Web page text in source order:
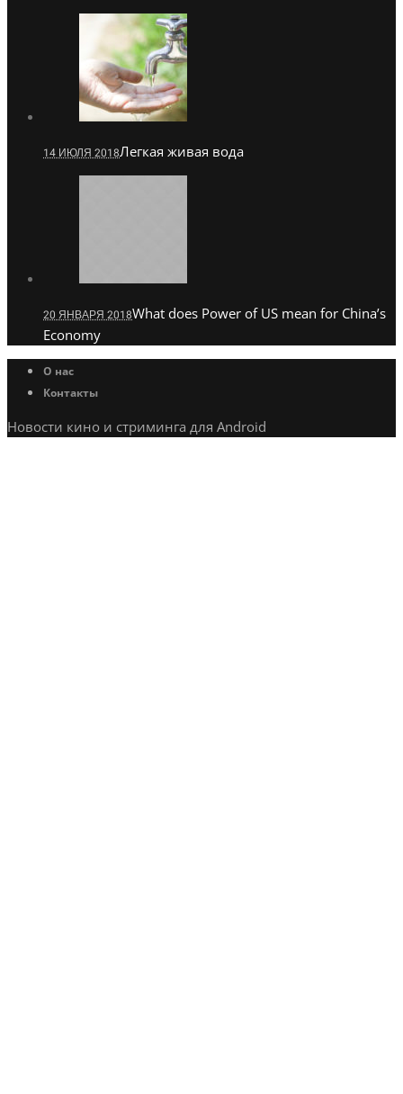
14 ИЮЛЯ 2018Легкая живая вода
20 ЯНВАРЯ 2018What does Power of US mean for China’s
Economy
О нас
Контакты
Новости кино и стриминга для Android